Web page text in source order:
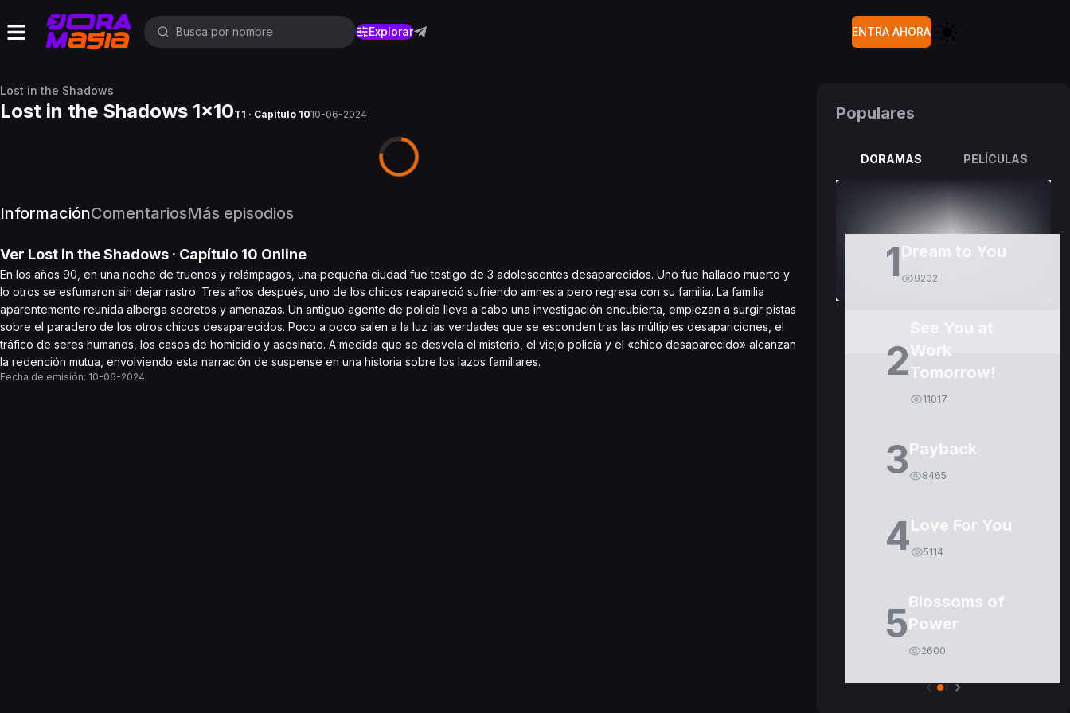
Explorar ENTRA AHORA
Lost in the Shadows
Lost in the Shadows 1x10T1 · Capítulo 1010-06-2024
InformaciónComentariosMás episodios
Ver Lost in the Shadows · Capítulo 10 Online
En los años 90, en una noche de truenos y relámpagos, una pequeña ciudad fue testigo de 3 adolescentes desaparecidos. Uno fue hallado muerto y
lo otros se esfumaron sin dejar rastro. Tres años después, uno de los chicos reapareció sufriendo amnesia pero regresa con su familia. La familia
aparentemente reunida alberga secretos y amenazas. Un antiguo agente de policía lleva a cabo una investigación encubierta, empiezan a surgir pistas
sobre el paradero de los otros chicos desaparecidos. Poco a poco salen a la luz las verdades que se esconden tras las múltiples desapariciones, el
tráfico de seres humanos, los casos de homicidio y asesinato. A medida que se desvela el misterio, el viejo policía y el «chico desaparecido» alcanzan
la redención mutua, envolviendo esta narración de suspense en una historia sobre los lazos familiares.
Fecha de emisión: 10-06-2024
Populares
DORAMAS PELÍCULAS
1Dream to You
9202
2Work
Tomorrow!
11017
3Payback
8465
4Love For You
5114
5Blossoms of
Power
2600